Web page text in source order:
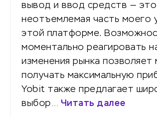
вывод и ввод средств — это
неотъемлемая часть моего
этой платформе.
моментально реагировать
изменения рынка позволяет
получать максимальную
Yobit также предлагает
выбор… Читать далее